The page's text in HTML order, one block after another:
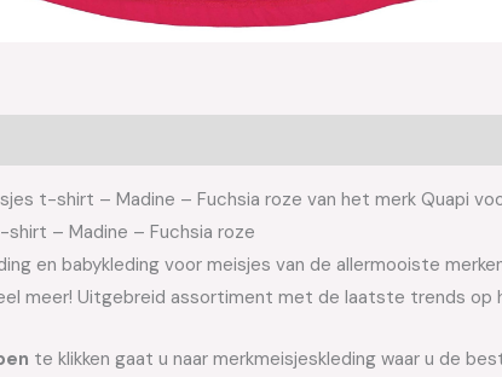
t-shirt – Madine – Fuchsia roze van het merk Quapi
– Madine – Fuchsia roze
en babykleding voor meisjes van de allermooiste
meer! Uitgebreid assortiment met de laatste trends op
te klikken gaat u naar merkmeisjeskleding waar u de